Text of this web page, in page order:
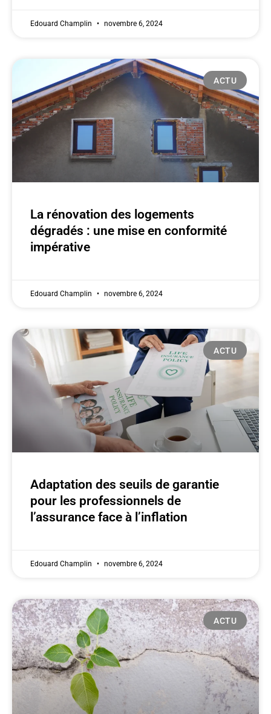
Edouard Champlin novembre 6, 2024
ACTU
La rénovation des logements
dégradés : une mise en conformité
impérative
Edouard Champlin novembre 6, 2024
ACTU
Adaptation des seuils de garantie
pour les professionnels de
l’assurance face à l’inflation
Edouard Champlin novembre 6, 2024
ACTU